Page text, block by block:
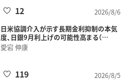
2026/8/6
12
日米協調介入が示す長期金利抑制の本気
度、日銀9月利上げの可能性高まる（…
愛宕 伸康
2026/8/5
119